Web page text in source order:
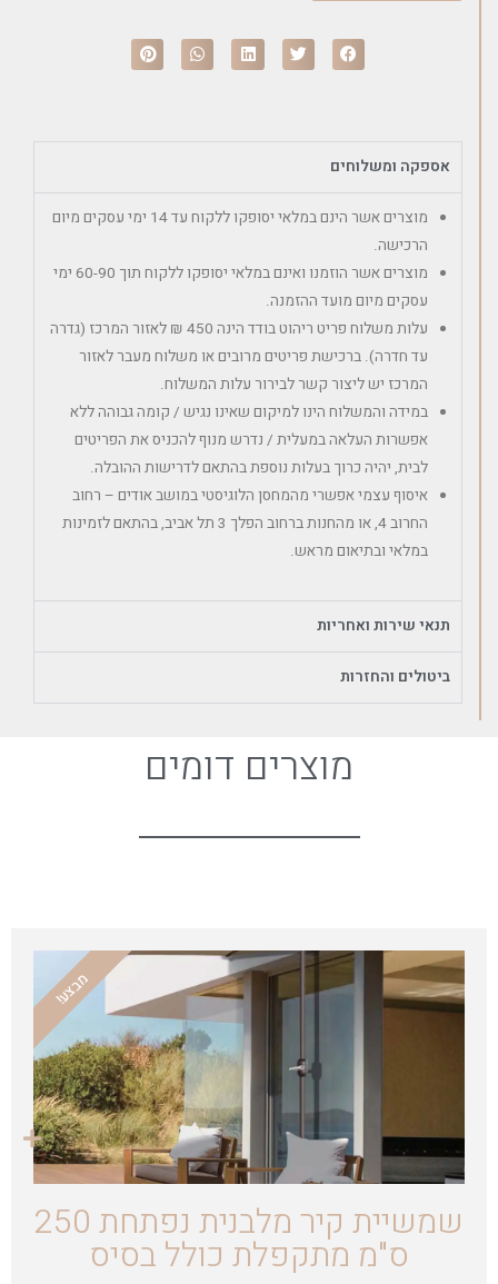
אספקה ומשלוחים
מוצרים אשר הינם במלאי יסופקו ללקוח עד 14 ימי עסקים מיום
הרכישה.
מוצרים אשר הוזמנו ואינם במלאי יסופקו ללקוח תוך 60-90 ימי
עסקים מיום מועד ההזמנה.
עלות משלוח פריט ריהוט בודד הינה 450 ₪ לאזור המרכז (גדרה
עד חדרה). ברכישת פריטים מרובים או משלוח מעבר לאזור
המרכז יש ליצור קשר לבירור עלות המשלוח.
במידה והמשלוח הינו למיקום שאינו נגיש / קומה גבוהה ללא
אפשרות העלאה במעלית / נדרש מנוף להכניס את הפריטים
לבית, יהיה כרוך בעלות נוספת בהתאם לדרישות ההובלה.
איסוף עצמי אפשרי מהמחסן הלוגיסטי במושב אודים – רחוב
החרוב 4, או מהחנות ברחוב הפלך 3 תל אביב, בהתאם לזמינות
במלאי ובתיאום מראש.
תנאי שירות ואחריות
ביטולים והחזרות
מוצרים דומים
מבצע!
שמשיית קיר מלבנית נפתחת 250
ס"מ מתקפלת כולל בסיס